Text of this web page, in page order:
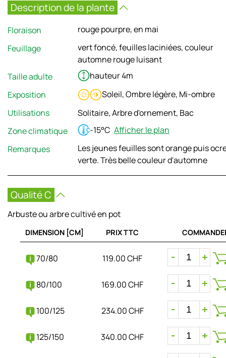
Description de la plante
Floraison
rouge pourpre, en mai
Feuillage
vert foncé, feuilles laciniées, couleur
automne rouge luisant
Taille adulte
hauteur 4m
Exposition
Soleil, Ombre légère, Mi-ombre
Utilisations
Solitaire, Arbre d'ornement, Bac
Zone climatique
-15°C Afficher le plan
Remarques
Les jeunes feuilles sont orange puis
verte. Très belle couleur d'automne
Qualité C
Arbuste ou arbre cultivé en pot
DIMENSION [CM] PRIX TTC
70/80 119.00 CHF
80/100 169.00 CHF
100/125 234.00 CHF
125/150 340.00 CHF